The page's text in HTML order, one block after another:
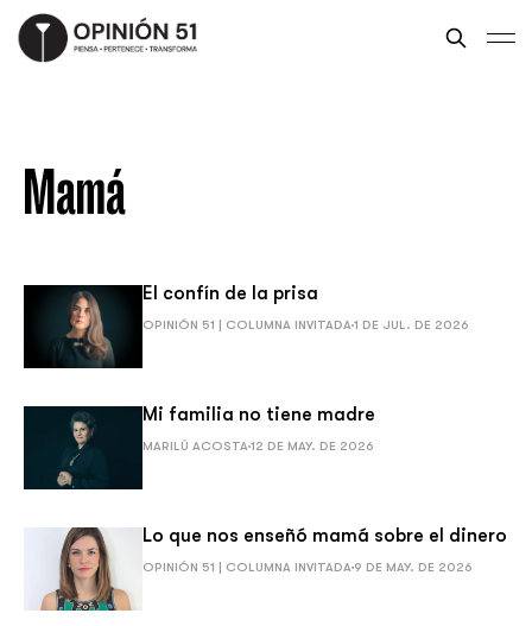
Mamá
El confín de la prisa
OPINIÓN 51 | COLUMNA INVITADA1 DE JUL. DE 2026
Mi familia no tiene madre
MARILÚ ACOSTA12 DE MAY. DE 2026
Lo que nos enseñó mamá sobre el dinero
OPINIÓN 51 | COLUMNA INVITADA 9 DE MAY. DE 2026